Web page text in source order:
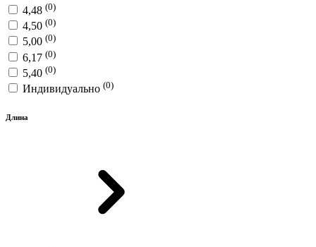
4,48 (0)
4,50 (0)
5,00 (0)
6,17 (0)
5,40 (0)
Индивидуально (0)
Длина